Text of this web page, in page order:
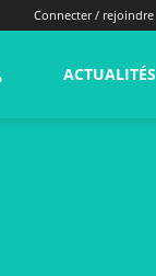
Connecter / rejoindre
alNas.fr ACTUALITÉS